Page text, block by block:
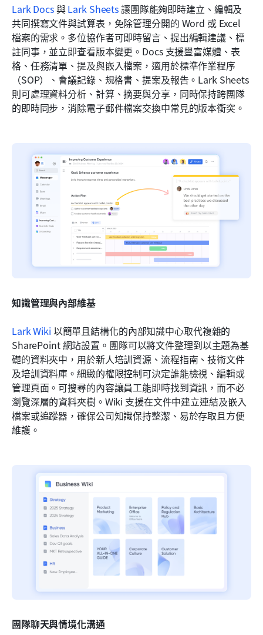
Lark Docs 與 Lark Sheets 讓團隊能夠即時建立、編輯及
共同撰寫文件與試算表，免除管理分開的 Word 或 Excel
檔案的需求。多位協作者可即時留言、提出編輯建議、標
註同事，並立即查看版本變更。Docs 支援豐富媒體、表
格、任務清單、提及與嵌入檔案，適用於標準作業程序
（SOP）、會議記錄、規格書、提案及報告。Lark Sheets
則可處理資料分析、計算、摘要與分享，同時保持跨團隊
的即時同步，消除電子郵件檔案交換中常見的版本衝突。
知識管理與內部維基
Lark Wiki 以簡單且結構化的內部知識中心取代複雜的
SharePoint 網站設置。團隊可以將文件整理到以主題為基
礎的資料夾中，用於新人培訓資源、流程指南、技術文件
及培訓資料庫。細緻的權限控制可決定誰能檢視、編輯或
管理頁面。可搜尋的內容讓員工能即時找到資訊，而不必
瀏覽深層的資料夾樹。Wiki 支援在文件中建立連結及嵌入
檔案或追蹤器，確保公司知識保持整潔、易於存取且方便
維護。
團隊聊天與情境化溝通